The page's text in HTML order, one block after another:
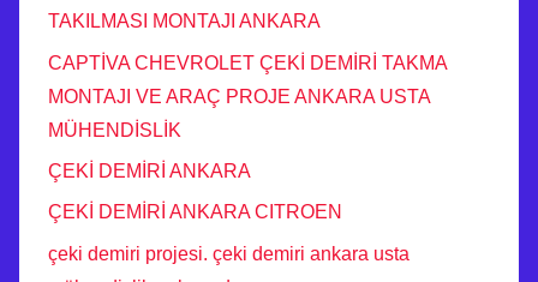
TAKILMASI MONTAJI ANKARA
CAPTİVA CHEVROLET ÇEKİ DEMİRİ TAKMA
MONTAJI VE ARAÇ PROJE ANKARA USTA
MÜHENDİSLİK
ÇEKİ DEMİRİ ANKARA
ÇEKİ DEMİRİ ANKARA CITROEN
çeki demiri projesi. çeki demiri ankara usta